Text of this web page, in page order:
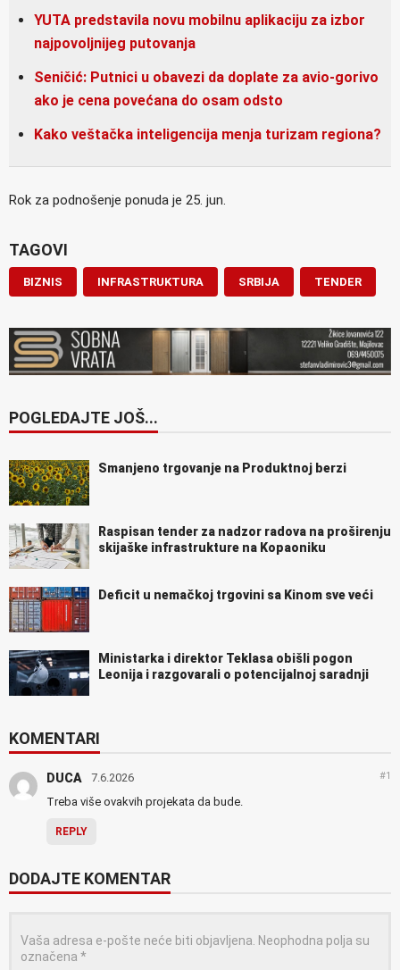
YUTA predstavila novu mobilnu aplikaciju za izbor
najpovoljnijeg putovanja
Seničić: Putnici u obavezi da doplate za avio-gorivo
ako je cena povećana do osam odsto
Kako veštačka inteligencija menja turizam regiona?
Rok za podnošenje ponuda je 25. jun.
TAGOVI
BIZNIS INFRASTRUKTURA SRBIJA TENDER
POGLEDAJTE JOŠ...
Smanjeno trgovanje na Produktnoj berzi
Raspisan tender za nadzor radova na proširenju
skijaške infrastrukture na Kopaoniku
Deficit u nemačkoj trgovini sa Kinom sve veći
Ministarka i direktor Teklasa obišli pogon
Leonija i razgovarali o potencijalnoj saradnji
KOMENTARI
DUCA 7.6.2026 #1
Treba više ovakvih projekata da bude.
REPLY
DODAJTE KOMENTAR
Vaša adresa e-pošte neće biti objavljena. Neophodna polja su
označena *